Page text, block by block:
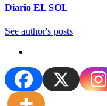
Diario EL SOL
See author's posts